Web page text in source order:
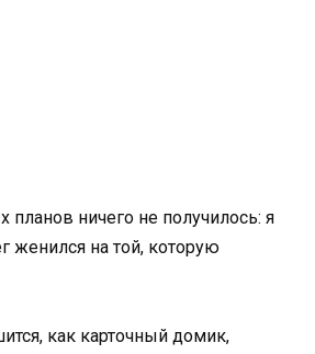
планов ничего не получилось: я
женился на той, которую
как карточный домик,